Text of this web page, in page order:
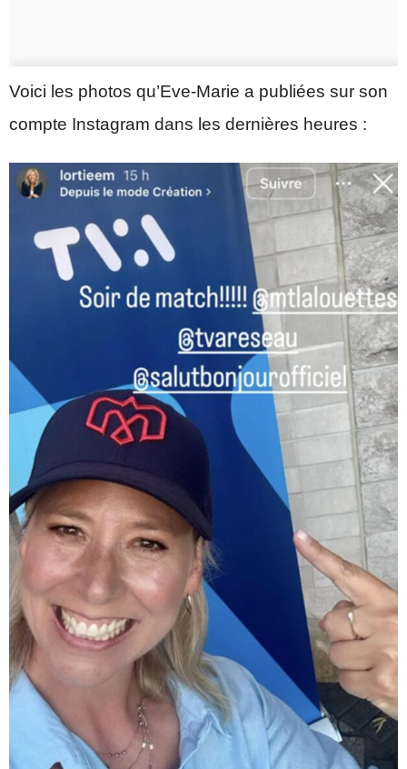
Voici les photos qu’Eve-Marie a publiées sur son
compte Instagram dans les dernières heures :